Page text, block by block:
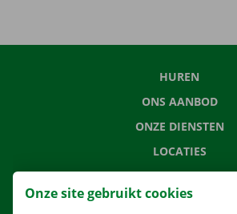
HUREN
ONS AANBOD
ONZE DIENSTEN
LOCATIES
APP
VERHUISOPLOSSINGEN
Onze site gebruikt cookies